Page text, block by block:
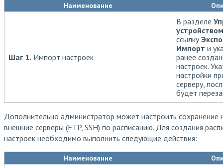
Наименование
Шаг 1. Импорт настроек
В разделе
устройством
ссылку
Импорт и
ранее
настроек.
настройки
серверу,
будет
Дополнительно администратор может настроить сохранение
внешние серверы (FTP, SSH) по расписанию. Для создания
настроек необходимо выполнить следующие действия:
Наименование